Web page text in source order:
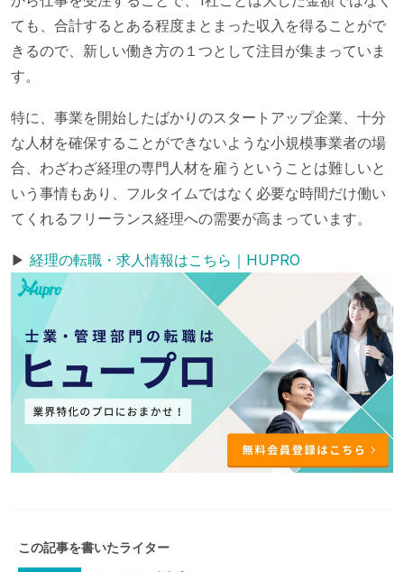
ても、合計するとある程度まとまった収入を得ることがで
きるので、新しい働き方の１つとして注目が集まっていま
す。
特に、事業を開始したばかりのスタートアップ企業、十分
な人材を確保することができないような小規模事業者の場
合、わざわざ経理の専門人材を雇うということは難しいと
いう事情もあり、フルタイムではなく必要な時間だけ働い
てくれるフリーランス経理への需要が高まっています。
▶︎ 経理の転職・求人情報はこちら｜HUPRO
この記事を書いたライター